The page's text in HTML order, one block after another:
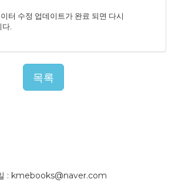
터 수정 업데이트가 완료 되면 다시
다.
목록
: kmebooks@naver.com